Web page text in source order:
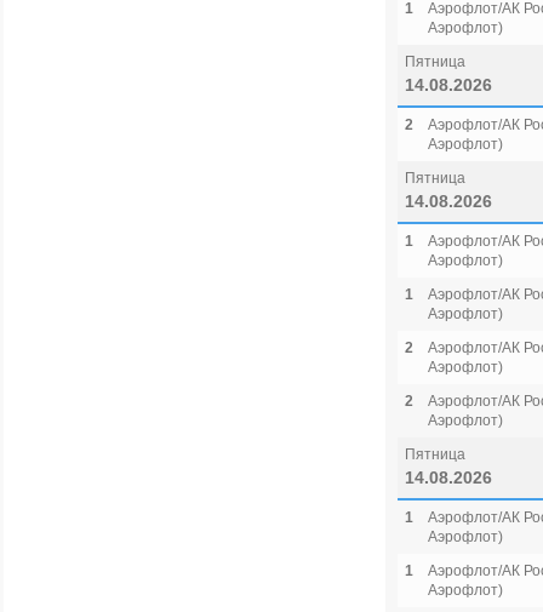
1
Аэрофлот/АК
Аэрофлот)
Пятница
14.08.2026
2
Аэрофлот/АК
Аэрофлот)
Пятница
14.08.2026
1
Аэрофлот/АК
Аэрофлот)
1
Аэрофлот/АК
Аэрофлот)
2
Аэрофлот/АК
Аэрофлот)
2
Аэрофлот/АК
Аэрофлот)
Пятница
14.08.2026
1
Аэрофлот/АК
Аэрофлот)
1
Аэрофлот/АК
Аэрофлот)